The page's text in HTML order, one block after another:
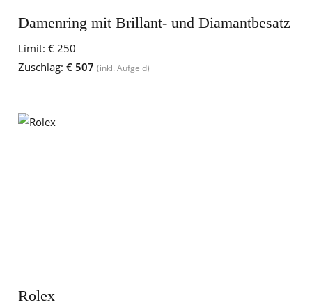
Damenring mit Brillant- und Diamantbesatz
Limit: € 250
Zuschlag: € 507 (inkl. Aufgeld)
Rolex